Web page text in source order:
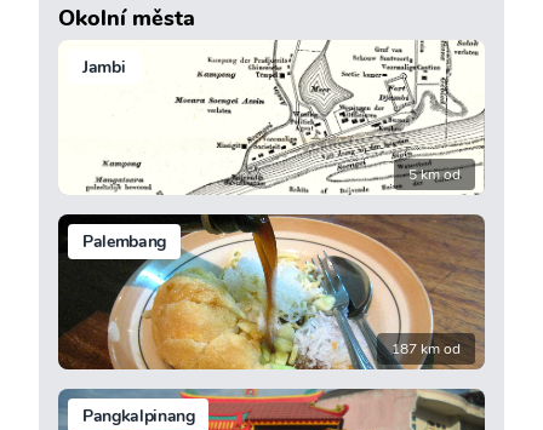
Okolní města
Jambi
5 km od
Palembang
187 km od
Pangkalpinang